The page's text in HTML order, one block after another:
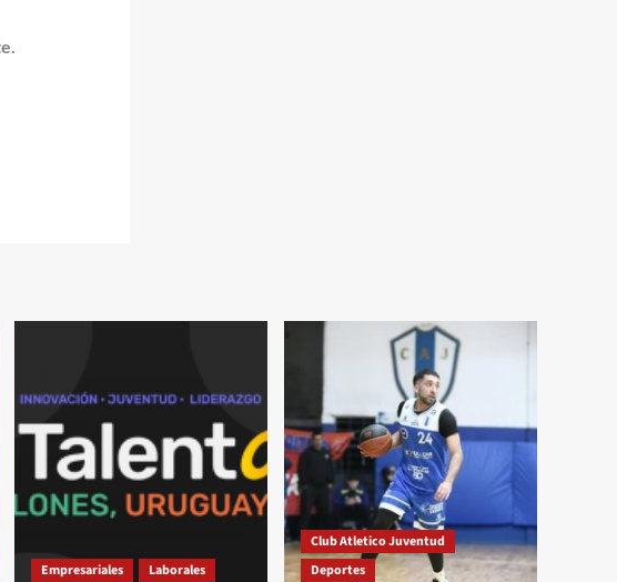
Empresariales Laborales
Club Atletico Juventud
Deportes